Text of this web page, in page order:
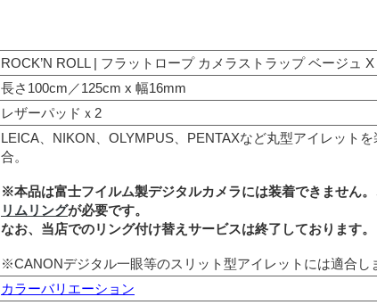
ROCK’N ROLL | フラットロープ カメラストラップ ベージュ
長さ100cm／125cm x 幅16mm
レザーパッドｘ2
LEICA、NIKON、OLYMPUS、PENTAXなど丸型アイレット
合。
※本品は富士フイルム製デジタルカメラには装着できません
リムリングが必要です。
なお、当店でのリング付け替えサービスは終了しております。
※CANONデジタル一眼等のスリット型アイレットには適合し
カラーバリエーション